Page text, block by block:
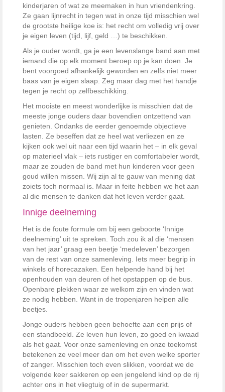
kinderjaren of wat ze meemaken in hun vriendenkring.
Ze gaan lijnrecht in tegen wat in onze tijd misschien wel
de grootste heilige koe is: het recht om volledig vrij over
je eigen leven (tijd, lijf, geld …) te beschikken.
Als je ouder wordt, ga je een levenslange band aan met
iemand die op elk moment beroep op je kan doen. Je
bent voorgoed afhankelijk geworden en zelfs niet meer
baas van je eigen slaap. Zeg maar dag met het handje
tegen je recht op zelfbeschikking.
Het mooiste en meest wonderlijke is misschien dat de
meeste jonge ouders daar bovendien ontzettend van
genieten. Ondanks de eerder genoemde objectieve
lasten. Ze beseffen dat ze heel wat verliezen en ze
kijken ook wel uit naar een tijd waarin het – in elk geval
op materieel vlak – iets rustiger en comfortabeler wordt,
maar ze zouden de band met hun kinderen voor geen
goud willen missen. Wij zijn al te gauw van mening dat
zoiets toch normaal is. Maar in feite hebben we het aan
al die mensen te danken dat het leven verder gaat.
Innige deelneming
Het is de foute formule om bij een geboorte ‘Innige
deelneming’ uit te spreken. Toch zou ik al die ‘mensen
van het jaar’ graag een beetje ‘medeleven’ bezorgen
van de rest van onze samenleving. Iets meer begrip in
winkels of horecazaken. Een helpende hand bij het
openhouden van deuren of het opstappen op de bus.
Openbare plekken waar ze welkom zijn en vinden wat
ze nodig hebben. Want in de tropenjaren helpen alle
beetjes.
Jonge ouders hebben geen behoefte aan een prijs of
een standbeeld. Ze leven hun leven, zo goed en kwaad
als het gaat. Voor onze samenleving en onze toekomst
betekenen ze veel meer dan om het even welke sporter
of zanger. Misschien toch even slikken, voordat we de
volgende keer sakkeren op een jengelend kind op de rij
achter ons in het vliegtuig of in de supermarkt.